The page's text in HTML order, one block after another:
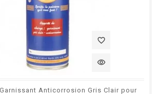
favorite_border
visibility
Anticorrosion Gris Clair pour